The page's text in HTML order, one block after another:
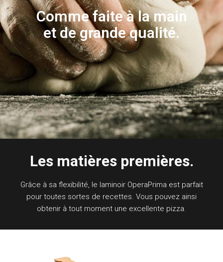
Comme faite à la main
et de grande qualité.
Les matières premières.
Grâce à sa flexibilité, le laminoir OperaPrima est parfait
pour toutes sortes de recettes. Vous pouvez ainsi
obtenir à tout moment une excellente pizza.